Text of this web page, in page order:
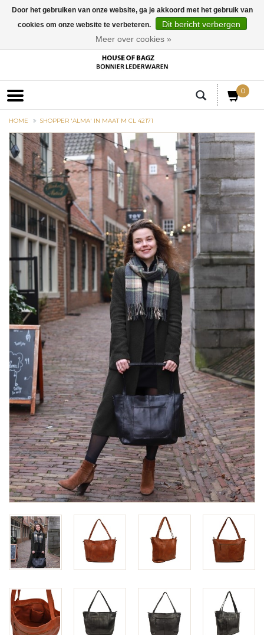
0
HOME SHOPPER 'ALMA' IN MAAT M CL 42171
Door het gebruiken van onze website, ga je akkoord met het gebruik van
cookies om onze website te verbeteren.
Dit bericht verbergen
Meer over cookies »